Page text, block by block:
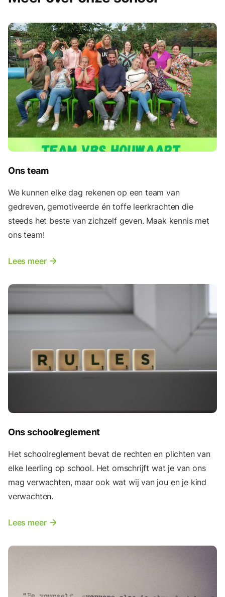
Ons team
We kunnen elke dag rekenen op een team van
gedreven, gemotiveerde én toffe leerkrachten die
steeds het beste van zichzelf geven. Maak kennis met
ons team!
Lees meer arrow_forward
Ons schoolreglement
Het schoolreglement bevat de rechten en plichten van
elke leerling op school. Het omschrijft wat je van ons
mag verwachten, maar ook wat wij van jou en je kind
verwachten.
Lees meer arrow_forward